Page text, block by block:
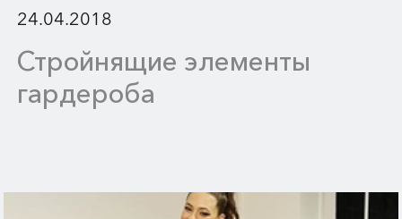
24.04.2018
Стройнящие элементы
гардероба